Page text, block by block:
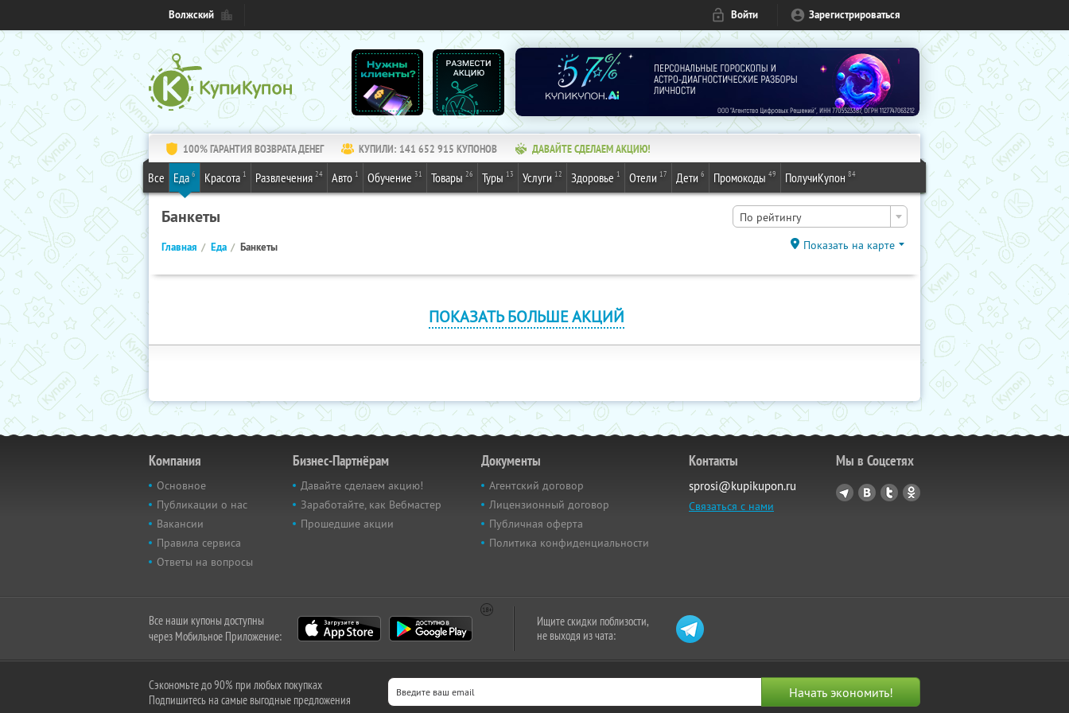
Волжский Войти Зарегистрироваться
100% ГАРАНТИЯ ВОЗВРАТА ДЕНЕГ КУПИЛИ: 141 652 915 КУПОНОВ ДАВАЙТЕ СДЕЛАЕМ АКЦИЮ!
Все Еда 6 Красота 1 Развлечения 24 Авто 1 Обучение 31 Товары 26 Туры 13 Услуги 12 Здоровье 1 Отели 17 Дети 6 Промокоды 49 ПолучиКупон 84
Банкеты По рейтингу
Главная Еда Банкеты Показать на карте
ПОКАЗАТЬ БОЛЬШЕ АКЦИЙ
Компания
Основное
Публикации о нас
Вакансии
Правила сервиса
Ответы на вопросы
Бизнес-Партнёрам
Давайте сделаем акцию!
Заработайте, как Вебмастер
Прошедшие акции
Документы
Агентский договор
Лицензионный договор
Публичная оферта
Политика конфиденциальности
Контакты
sprosi@kupikupon.ru
Связаться с нами
Мы в Соцсетях
Все наши купоны доступны
через Мобильное Приложение:
Ищите скидки поблизости,
не выходя из чата:
Сэкономьте до 90% при любых покупках
Подпишитесь на самые выгодные предложения